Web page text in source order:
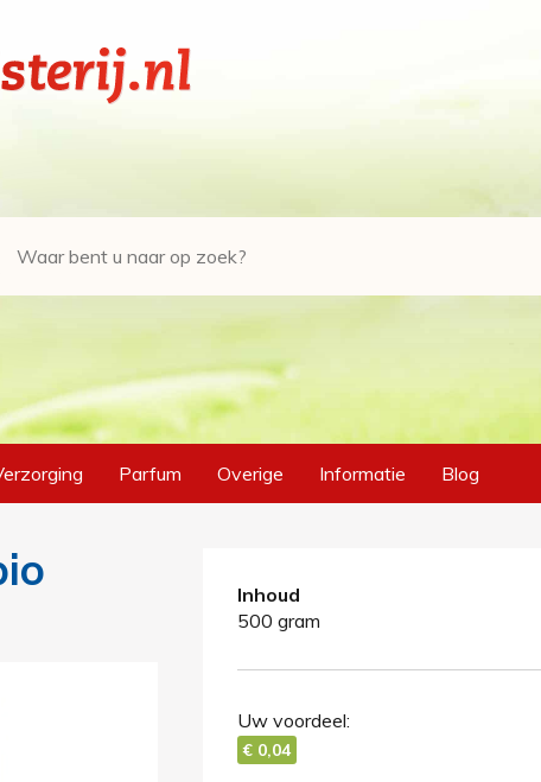
Parfum Overige Informatie Blog
Inhoud
500 gram
Uw voordeel:
€ 0,04